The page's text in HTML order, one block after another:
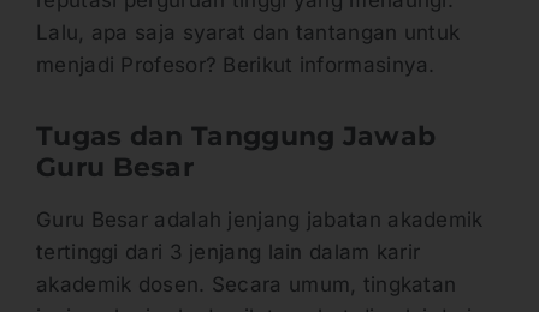
Lalu, apa saja syarat dan tantangan untuk
menjadi Profesor? Berikut informasinya.
Tugas dan Tanggung Jawab
Guru Besar
Guru Besar adalah jenjang jabatan akademik
tertinggi dari 3 jenjang lain dalam karir
akademik dosen. Secara umum, tingkatan